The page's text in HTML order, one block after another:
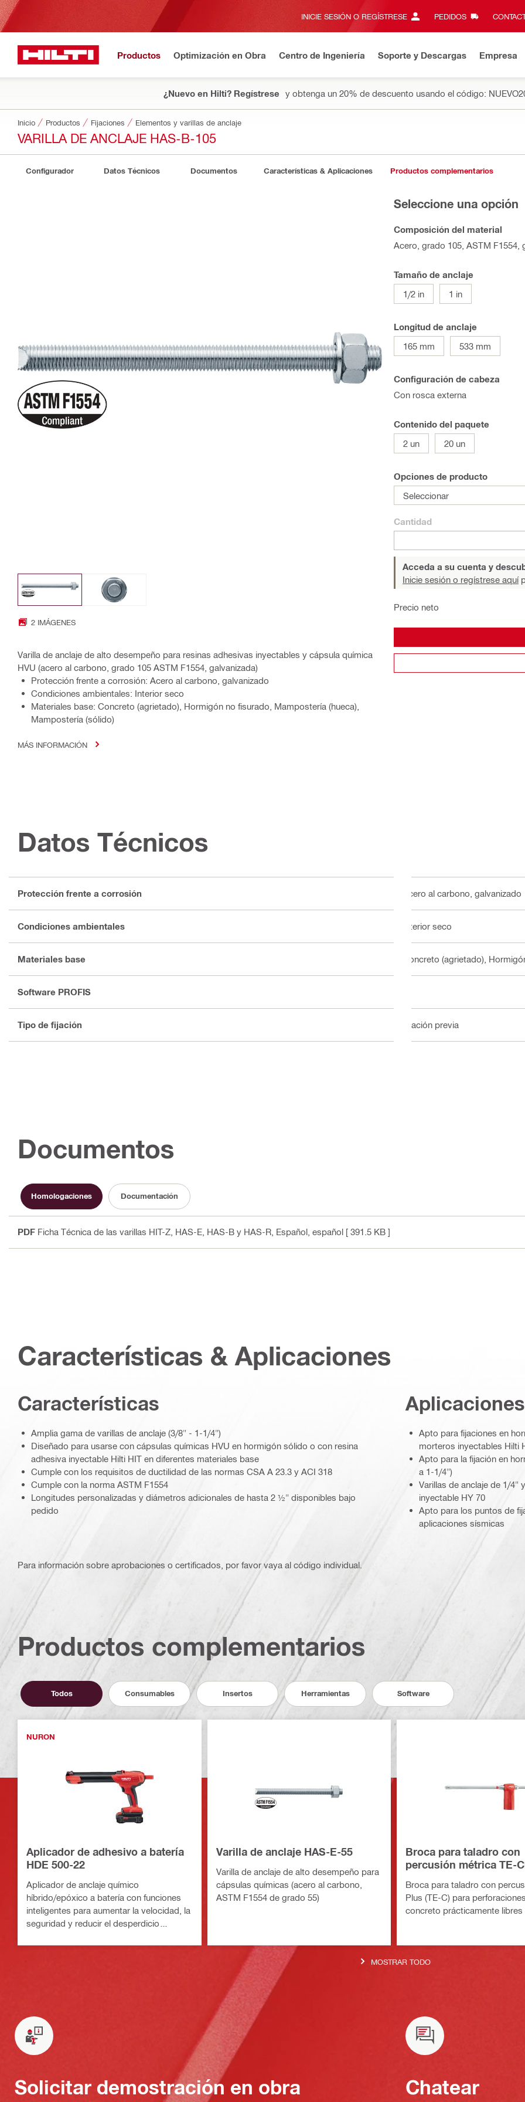
INICIE SESIÓN O REGÍSTRESE PEDIDOS
Productos Optimización en Obra Centro de Ingeniería Soporte y Descargas Empresa
¿Nuevo en Hilti? Regístrese y obtenga un 20% de descuento usando el código:
Inicio Productos Fijaciones Elementos y varillas de anclaje
VARILLA DE ANCLAJE HAS-B-105
Configurador Datos Técnicos Documentos Características & Aplicaciones Productos complementarios
2 IMÁGENES
Varilla de anclaje de alto desempeño para resinas adhesivas inyectables y cápsula química
HVU (acero al carbono, grado 105 ASTM F1554, galvanizada)
Protección frente a corrosión: Acero al carbono, galvanizado
Condiciones ambientales: Interior seco
Materiales base: Concreto (agrietado), Hormigón no fisurado, Mampostería (hueca),
Mampostería (sólido)
MÁS INFORMACIÓN
Seleccione una opción
Composición del material
Acero, grado 105, ASTM F1554,
Tamaño de anclaje
1/2 in
1 in
Longitud de anclaje
165 mm
533 mm
Configuración de cabeza
Con rosca externa
Contenido del paquete
2 un
20 un
Opciones de producto
Seleccionar
Cantidad
Acceda a su cuenta y
Inicie sesión o regístrese aquí
Precio neto
Datos Técnicos
Protección frente a corrosión Acero al carbono, galvanizado
Condiciones ambientales Interior seco
Materiales base Concreto (agrietado),
Software PROFIS
Tipo de fijación Fijación previa
Documentos
Homologaciones Documentación
PDF Ficha Técnica de las varillas HIT-Z, HAS-E, HAS-B y HAS-R, Español , español [ 391.5 KB ]
Características & Aplicaciones
Características
Amplia gama de varillas de anclaje (3/8" - 1-1/4")
Diseñado para usarse con cápsulas químicas HVU en hormigón sólido o con resina
adhesiva inyectable Hilti HIT en diferentes materiales base
Cumple con los requisitos de ductilidad de las normas CSA A 23.3 y ACI 318
Cumple con la norma ASTM F1554
Longitudes personalizadas y diámetros adicionales de hasta 2 ½" disponibles bajo
pedido
Aplicaciones
Apto para fijaciones en
morteros inyectables Hilti
Apto para la fijación en
a 1-1/4")
Varillas de anclaje de 1/4"
inyectable HY 70
Apto para los puntos de
aplicaciones sísmicas
Para información sobre aprobaciones o certificados, por favor vaya al código individual.
Productos complementarios
Todos Consumables Insertos Herramientas Software
NURON
Aplicador de adhesivo a batería
HDE 500-22
Aplicador de anclaje químico
híbrido/epóxico a batería con funciones
inteligentes para aumentar la velocidad, la
seguridad y reducir el desperdicio
Varilla de anclaje HAS-E-55
Varilla de anclaje de alto desempeño para
cápsulas químicas (acero al carbono,
ASTM F1554 de grado 55)
Broca para taladro con
percusión métrica TE-
Broca para taladro con
Plus (TE-C) para
concreto prácticamente
MOSTRAR TODO
Solicitar demostración en obra Chatear